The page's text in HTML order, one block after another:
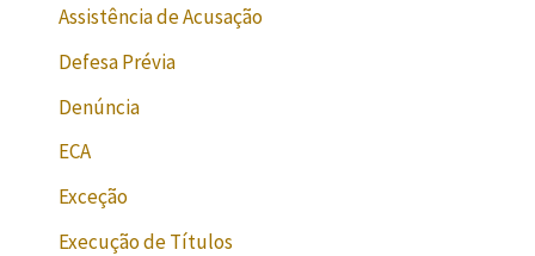
Assistência de Acusação
Defesa Prévia
Denúncia
ECA
Exceção
Execução de Títulos